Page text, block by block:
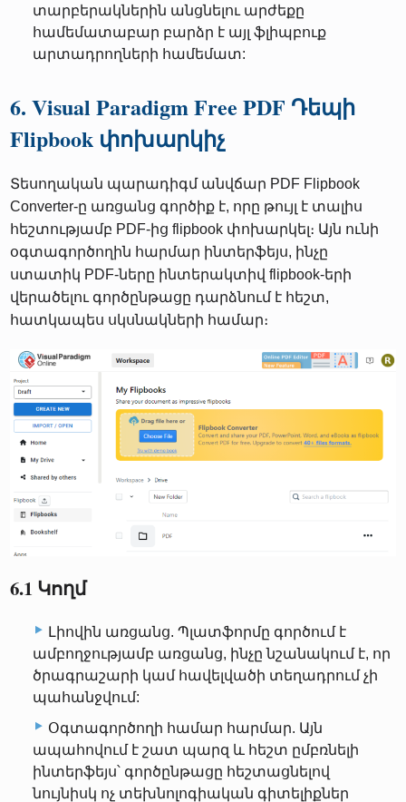
տարբերակներին անցնելու արժեքը
համեմատաբար բարձր է այլ ֆլիպբուք
արտադրողների համեմատ:
6. Visual Paradigm Free PDF Դեպի
Flipbook փոխարկիչ
Տեսողական պարադիգմ անվճար PDF Flipbook
Converter-ը առցանց գործիք է, որը թույլ է տալիս
հեշտությամբ PDF-ից flipbook փոխարկել։ Այն ունի
օգտագործողին հարմար ինտերֆեյս, ինչը
ստատիկ PDF-ները ինտերակտիվ flipbook-երի
վերածելու գործընթացը դարձնում է հեշտ,
հատկապես սկսնակների համար։
6.1 Կողմ
Լիովին առցանց. Պլատֆորմը գործում է
ամբողջությամբ առցանց, ինչը նշանակում է, որ
ծրագրաշարի կամ հավելվածի տեղադրում չի
պահանջվում:
Օգտագործողի համար հարմար. Այն
ապահովում է շատ պարզ և հեշտ ըմբռնելի
ինտերֆեյս՝ գործընթացը հեշտացնելով
նույնիսկ ոչ տեխնոլոգիական գիտելիքներ